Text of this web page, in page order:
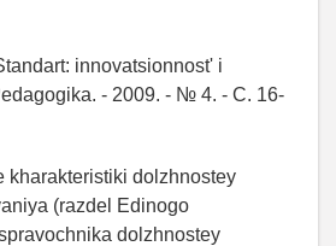
innovatsionnost' i
- 2009. - № 4. - C. 16-
kharakteristiki dolzhnostey
(razdel Edinogo
dolzhnostey